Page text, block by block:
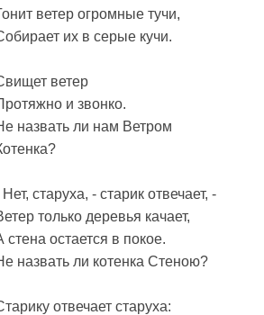
ветер огромные тучи,
их в серые кучи.
ветер
и звонко.
назвать ли нам Ветром
Нет, старуха, - старик отвечает, -
только деревья качает,
стена остается в покое.
назвать ли котенка Стеною?
отвечает старуха: